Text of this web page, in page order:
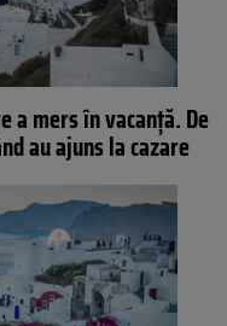
a mers în vacanță. De
au ajuns la cazare